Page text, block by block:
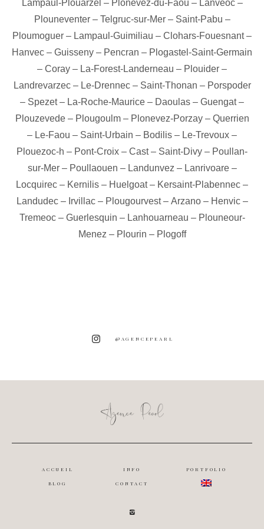
Lampaul-Plouarzel – Plonevez-du-Faou – Lanveoc–
Plouneventer– Telgruc-sur-Mer– Saint-Pabu –
Ploumoguer – Lampaul-Guimiliau – Clohars-Fouesnant–
Hanvec – Guisseny – Pencran – Plogastel-Saint-Germain
– Coray – La-Forest-Landerneau – Plouider –
Landrevarzec– Le-Drennec– Saint-Thonan – Porspoder
– Spezet– La-Roche-Maurice – Daoulas – Guengat–
Plouzevede– Plougoulm– Plonevez-Porzay– Querrien
– Le-Faou – Saint-Urbain – Bodilis – Le-Trevoux –
Plouezoc-h – Pont-Croix – Cast– Saint-Divy – Poullan-
sur-Mer– Poullaouen – Landunvez – Lanrivoare–
Locquirec – Kernilis – Huelgoat– Kersaint-Plabennec –
Landudec– Irvillac– Plougourvest– Arzano– Henvic–
Tremeoc– Guerlesquin – Lanhouarneau – Plouneour-
Menez – Plourin – Plogoff
@AGENCEPEARL
ACCUEIL INFO PORTFOLIO
BLOG CONTACT